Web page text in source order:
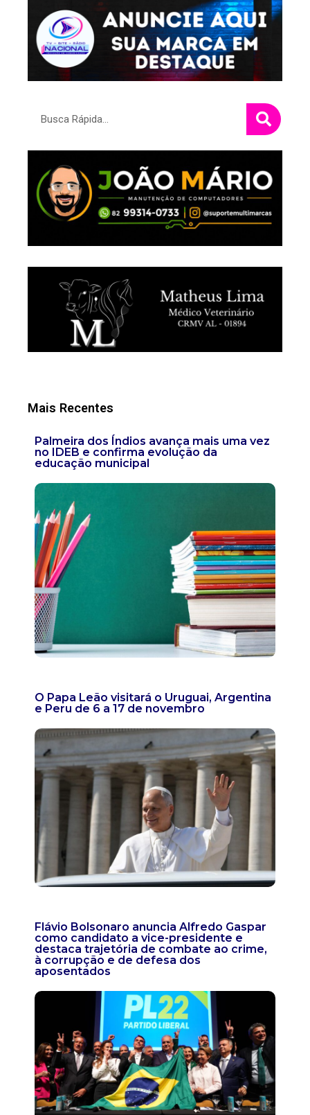
Mais Recentes
Palmeira dos Índios avança mais uma vez
no IDEB e confirma evolução da
educação municipal
O Papa Leão visitará o Uruguai, Argentina
e Peru de 6 a 17 de novembro
Flávio Bolsonaro anuncia Alfredo Gaspar
como candidato a vice-presidente e
destaca trajetória de combate ao crime,
à corrupção e de defesa dos
aposentados